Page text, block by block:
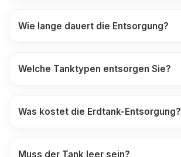
Wie lange dauert die Entsorgung?
Welche Tanktypen entsorgen Sie?
Was kostet die Erdtank-Entsorgung?
Muss der Tank leer sein?